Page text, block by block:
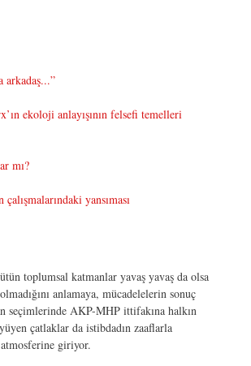
arkadaş...”
ekoloji anlayışının felsefi temelleri
mı?
yansıması
toplumsal katmanlar yavaş yavaş da olsa
anlamaya, mücadelelerin sonuç
seçimlerinde AKP-MHP ittifakına halkın
çatlaklar da istibdadın zaaflarla
atmosferine giriyor.